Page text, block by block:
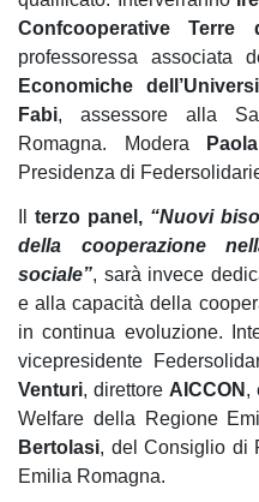
Confcooperative Terre
professoressa associata
Economiche
Fabi, assessore alla
Romagna. Modera
Presidenza di
Ilterzo panel, “Nuovi
della cooperazione
sociale”, sarà invece
e alla capacità della
in continua evoluzione.
vicepresidente
Venturi, direttore AICCON ,
Welfare della Regione
Bertolasi, del Consiglio di
Emilia Romagna.